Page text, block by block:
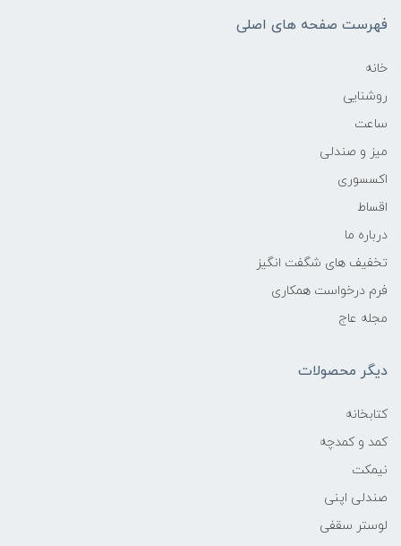
فهرست صفحه های اصلی
خانه
روشنایی
ساعت
میز و صندلی
اکسسوری
اقساط
درباره ما
تخفیف های شگفت انگیز
فرم درخواست همکاری
مجله عاج
دیگر محصولات
کتابخانه
کمد و کمدچه
نیمکت
صندلی اپنی
لوستر سقفی